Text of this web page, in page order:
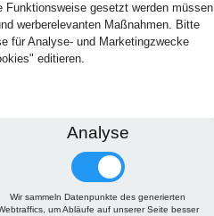
Stck.
passt auch
gesetzt werden müssen,
werberelevanten Maßnahmen. Bitte
für Analyse- und Marketingzwecke
editieren.
Analyse
Wir sammeln Datenpunkte des generierten
um Abläufe auf unserer Seite besser